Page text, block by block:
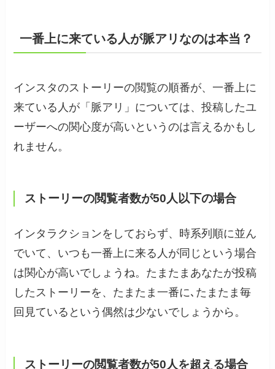
一番上に来ている人が脈アリなのは本当？
インスタのストーリーの閲覧の順番が、一番上に
来ている人が「脈アリ」については、投稿したユ
ーザーへの関心度が高いというのは言えるかもし
れません。
ストーリーの閲覧者数が50人以下の場合
インタラクションをしておらず、時系列順に並ん
でいて、いつも一番上に来る人が同じという場合
は関心が高いでしょうね。たまたまあなたが投稿
したストーリーを、たまたま一番に､たまたま毎
回見ているという偶然は少ないでしょうから。
ストーリーの閲覧者数が50人を超える場合